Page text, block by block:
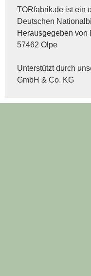
TORfabrik.de ist ein
Deutschen
Herausgegeben von
57462 Olpe
Unterstützt durch
GmbH & Co. KG